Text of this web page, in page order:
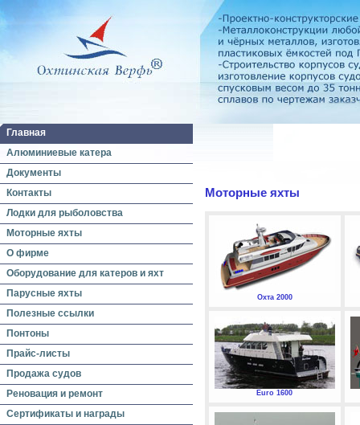
Главная
Алюминиевые катера
Документы
Контакты
Лодки для рыболовства
Моторные яхты
О фирме
Оборудование для катеров и яхт
Парусные яхты
Полезные ссылки
Понтоны
Прайс-листы
Продажа судов
Реновация и ремонт
Сертификаты и награды
Моторные яхты
Охта 2000
Euro 1600